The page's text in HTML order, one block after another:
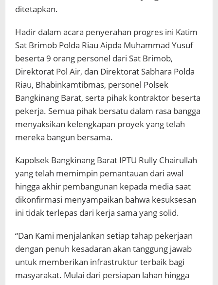
ditetapkan.
Hadir dalam acara penyerahan progres ini Katim
Sat Brimob Polda Riau Aipda Muhammad Yusuf
beserta 9 orang personel dari Sat Brimob,
Direktorat Pol Air, dan Direktorat Sabhara Polda
Riau, Bhabinkamtibmas, personel Polsek
Bangkinang Barat, serta pihak kontraktor beserta
pekerja. Semua pihak bersatu dalam rasa bangga
menyaksikan kelengkapan proyek yang telah
mereka bangun bersama.
Kapolsek Bangkinang Barat IPTU Rully Chairullah
yang telah memimpin pemantauan dari awal
hingga akhir pembangunan kepada media saat
dikonfirmasi menyampaikan bahwa kesuksesan
ini tidak terlepas dari kerja sama yang solid.
“Dan Kami menjalankan setiap tahap pekerjaan
dengan penuh kesadaran akan tanggung jawab
untuk memberikan infrastruktur terbaik bagi
masyarakat. Mulai dari persiapan lahan hingga